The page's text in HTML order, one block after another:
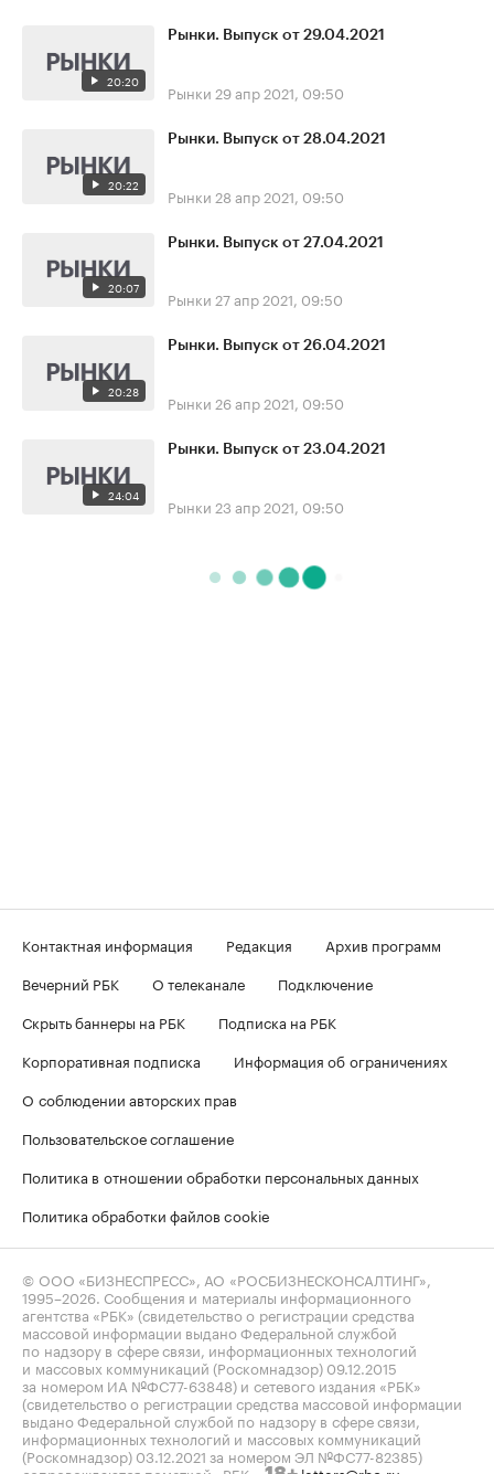
20:20
Рынки. Выпуск от 29.04.2021
Рынки 29 апр 2021, 09:50
20:22
Рынки. Выпуск от 28.04.2021
Рынки 28 апр 2021, 09:50
20:07
Рынки. Выпуск от 27.04.2021
Рынки 27 апр 2021, 09:50
20:28
Рынки. Выпуск от 26.04.2021
Рынки 26 апр 2021, 09:50
24:04
Рынки. Выпуск от 23.04.2021
Рынки 23 апр 2021, 09:50
Контактная информация Редакция
Архив программ
Вечерний РБК
О телеканале
Подключение
Скрыть баннеры на РБК
Подписка на РБК
Корпоративная подписка
Информация об ограничениях
О соблюдении авторских прав
Пользовательское соглашение
Политика в отношении обработки персональных данных
Политика обработки файлов cookie
© ООО «БИЗНЕСПРЕСС», АО «РОСБИЗНЕСКОНСАЛТИНГ»,
1995–2026 . Сообщения и материалы информационного
агентства «РБК» (свидетельство о регистрации средства
массовой информации выдано Федеральной службой
по надзору в сфере связи, информационных технологий
и массовых коммуникаций (Роскомнадзор) 09.12.2015
за номером ИА №ФС77-63848) и сетевого издания «РБК»
(свидетельство о регистрации средства массовой информации
выдано Федеральной службой по надзору в сфере связи,
информационных технологий и массовых коммуникаций
(Роскомнадзор) 03.12.2021 за номером ЭЛ №ФС77-82385)